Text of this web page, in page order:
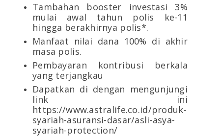
Tambahan booster investasi 3%
mulai awal tahun polis ke-11
hingga berakhirnya polis*.
Manfaat nilai dana 100% di akhir
masa polis.
Pembayaran kontribusi berkala
yang terjangkau
Dapatkan di dengan mengunjungi
link ini
https://www.astralife.co.id/produk-
syariah-asuransi-dasar/asli-asya-
syariah-protection/